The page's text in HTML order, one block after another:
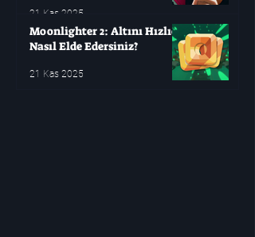
21 Kas 2025
Moonlighter 2: Altını Hızlıca
Nasıl Elde Edersiniz?
21 Kas 2025